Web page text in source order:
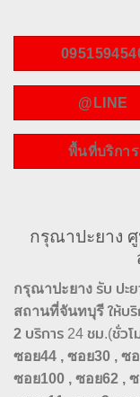
@LINE
พื้นที่บริการ
กรุณาปะยาง
กรุณาปะยาง รับ ปะ
สถานที่จันทบุรี ให้บ
2 บริการ 24 ชม.(ชั่ว
ซอย44 , ซอย30 , ซ
ซอย100 , ซอย62 ,